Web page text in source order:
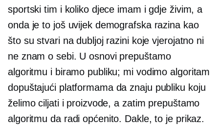
sportski tim i koliko djece imam i gdje živim, a
onda je to još uvijek demografska razina kao
što su stvari na dubljoj razini koje vjerojatno ni
ne znam o sebi. U osnovi prepuštamo
algoritmu i biramo publiku; mi vodimo algoritam
dopuštajući platformama da znaju publiku koju
želimo ciljati i proizvode, a zatim prepuštamo
algoritmu da radi općenito. Dakle, to je prikaz.